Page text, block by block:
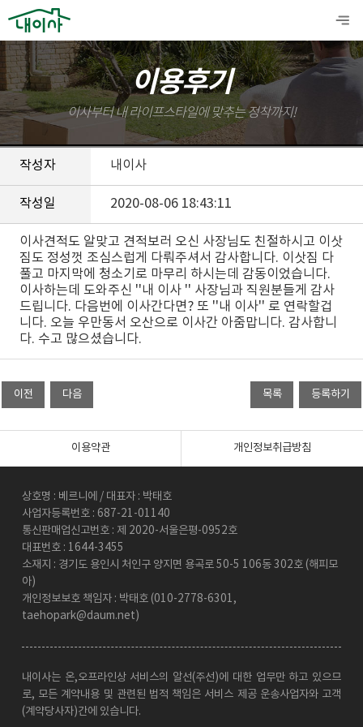
이용후기
이사부터 내 라이프스타일에 맞추는 정착까지!
작성자 내이사
작성일 2020-08-06 18:43:11
이사견적도 알맞고 견적보러 오신 사장님도 친절하시고 이삿
짐도 정성껏 조심스럽게 다뤄주셔서 감사합니다. 이삿짐 다
풀고 마지막에 청소기로 마무리 하시는데 감동이었습니다.
이사하는데 도와주신 ''내 이사 '' 사장님과 직원분들게 감사
드립니다. 다음번에 이사간다면? 또 ''내 이사'' 로 연락할겁
니다. 오늘 우만동서 오산으로 이사간 아줌맙니다. 감사합니
다. 수고 많으셨습니다.
이용약관 개인정보취급방침
상호명 : 베르니에 / 대표자 : 박태호
사업자등록번호 : 687-21-01140
통신판매업신고번호 : 제 2020-서울은평-0952호
대표번호 : 1644-3455
소재지 : 경기도 용인시 처인구 양지면 용곡로 50-5 106동 302호 (해피모
아)
개인정보보호 책임자 : 박태호 (010-2778-6301,
taehopark@daum.net)
내이사는 온,오프라인상 서비스의 알선(주선)에 대한 업무만 하고 있으므
로, 모든 계약내용 및 관련된 법적 책임은 서비스 제공 운송사업자와 고객
(계약당사자)간에 있습니다.